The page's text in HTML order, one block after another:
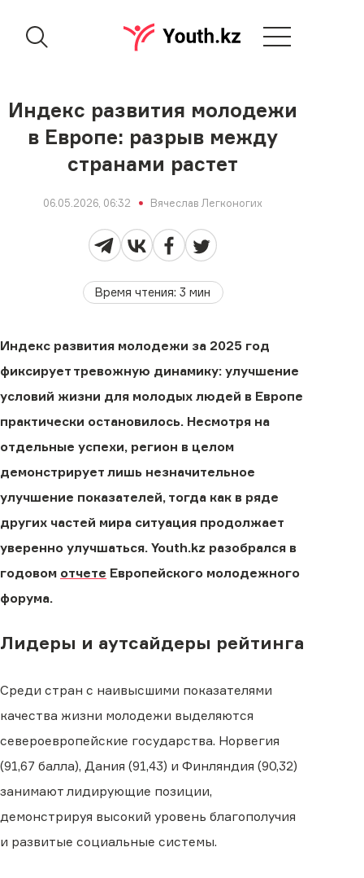
Индекс развития молодежи
в Европе: разрыв между
странами растет
06.05.2026, 06:32 Вячеслав Легконогих
Время чтения:3 мин
Индекс развития молодежи за 2025 год
фиксирует тревожную динамику: улучшение
условий жизни для молодых людей в Европе
практически остановилось. Несмотря на
отдельные успехи, регион в целом
демонстрирует лишь незначительное
улучшение показателей, тогда как в ряде
других частей мира ситуация продолжает
уверенно улучшаться. Youth.kz разобрался в
годовом отчете Европейского молодежного
форума.
Лидеры и аутсайдеры рейтинга
Среди стран с наивысшими показателями
качества жизни молодежи выделяются
североевропейские государства. Норвегия
(91,67 балла), Дания (91,43) и Финляндия (90,32)
занимают лидирующие позиции,
демонстрируя высокий уровень благополучия
и развитые социальные системы.